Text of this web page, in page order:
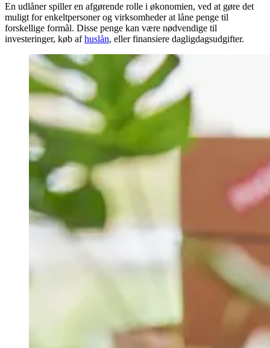
En udlåner spiller en afgørende rolle i økonomien, ved at gøre det
muligt for enkeltpersoner og virksomheder at låne penge til
forskellige formål. Disse penge kan være nødvendige til
investeringer, køb afhuslån, eller finansiere dagligdagsudgifter.